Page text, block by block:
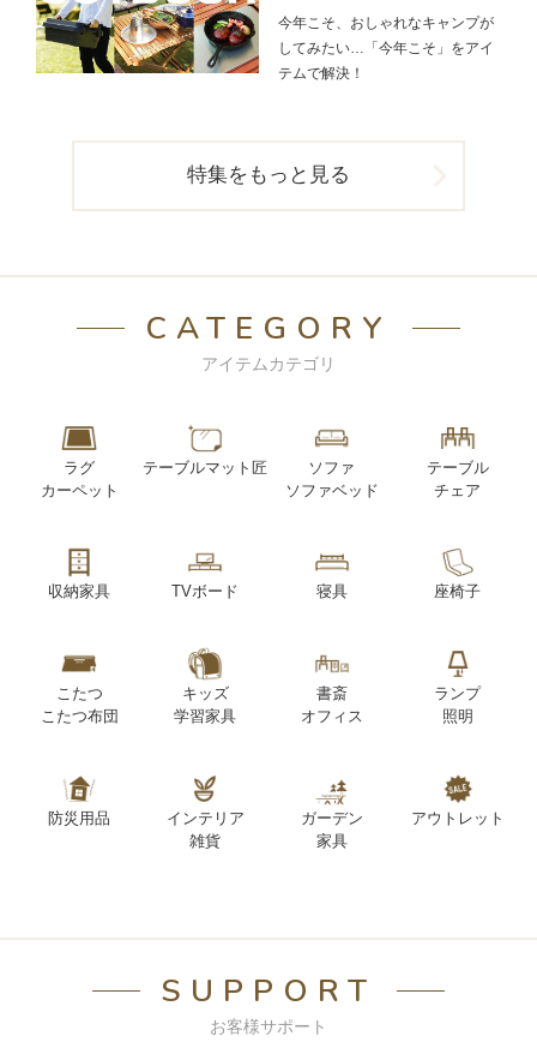
今年こそ、おしゃれなキャンプが
してみたい…「今年こそ」をアイ
テムで解決！
特集をもっと見る
CATEGORY
アイテムカテゴリ
ラグ
カーペット
テーブルマット匠
ソファ
ソファベッド
テーブル
チェア
収納家具 TVボード 寝具 座椅子
こたつ
こたつ布団
キッズ
学習家具
書斎
オフィス
ランプ
照明
防災用品
インテリア
雑貨
ガーデン
家具
アウトレット
SUPPORT
お客様サポート